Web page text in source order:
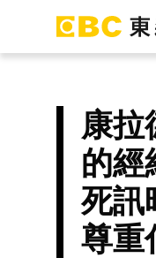
康拉
的經
死訊
尊重